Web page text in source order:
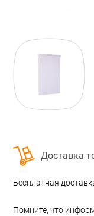
Доставка
Бесплатная
Помните, что